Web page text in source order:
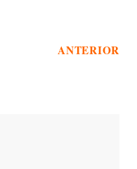
ANTERIOR